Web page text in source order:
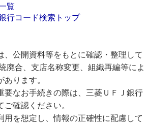
覧
行コード検索トップ
、公開資料等をもとに確認・整理して
廃合、支店名称変更、組織再編等によ
あります。
要なお手続きの際は、三菱ＵＦＪ銀行
確認ください。
用を想定し、情報の正確性に配慮して